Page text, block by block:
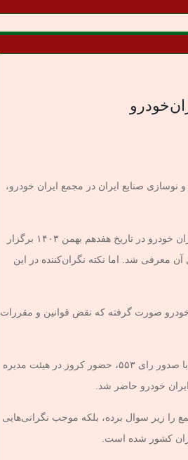
صنایع ایران در مجمع ایران خودرو،
به گزارش پایگاه خبری تحلیلی میدان خبری، مجمع عمومی صاحبان سهام ایران خودرو در تاریخ هفدهم بهمن ۱۴۰۳ برگزار
معرفی شد. اما نکته نگران‌کننده در این
صورت گرفته که نقض قوانین و مقررات
علی‌رغم اینکه هیئت تجدید نظر شورای رقابت در تاریخ پانزدهم بهمن ۱۴۰۳، با صدور رای ۵۵۳، حضور کروز در هیئت مدیره
خودرو حاضر شد.
را زیر سوال برده، بلکه موجب نگرانی‌هایی
کشور شده است.